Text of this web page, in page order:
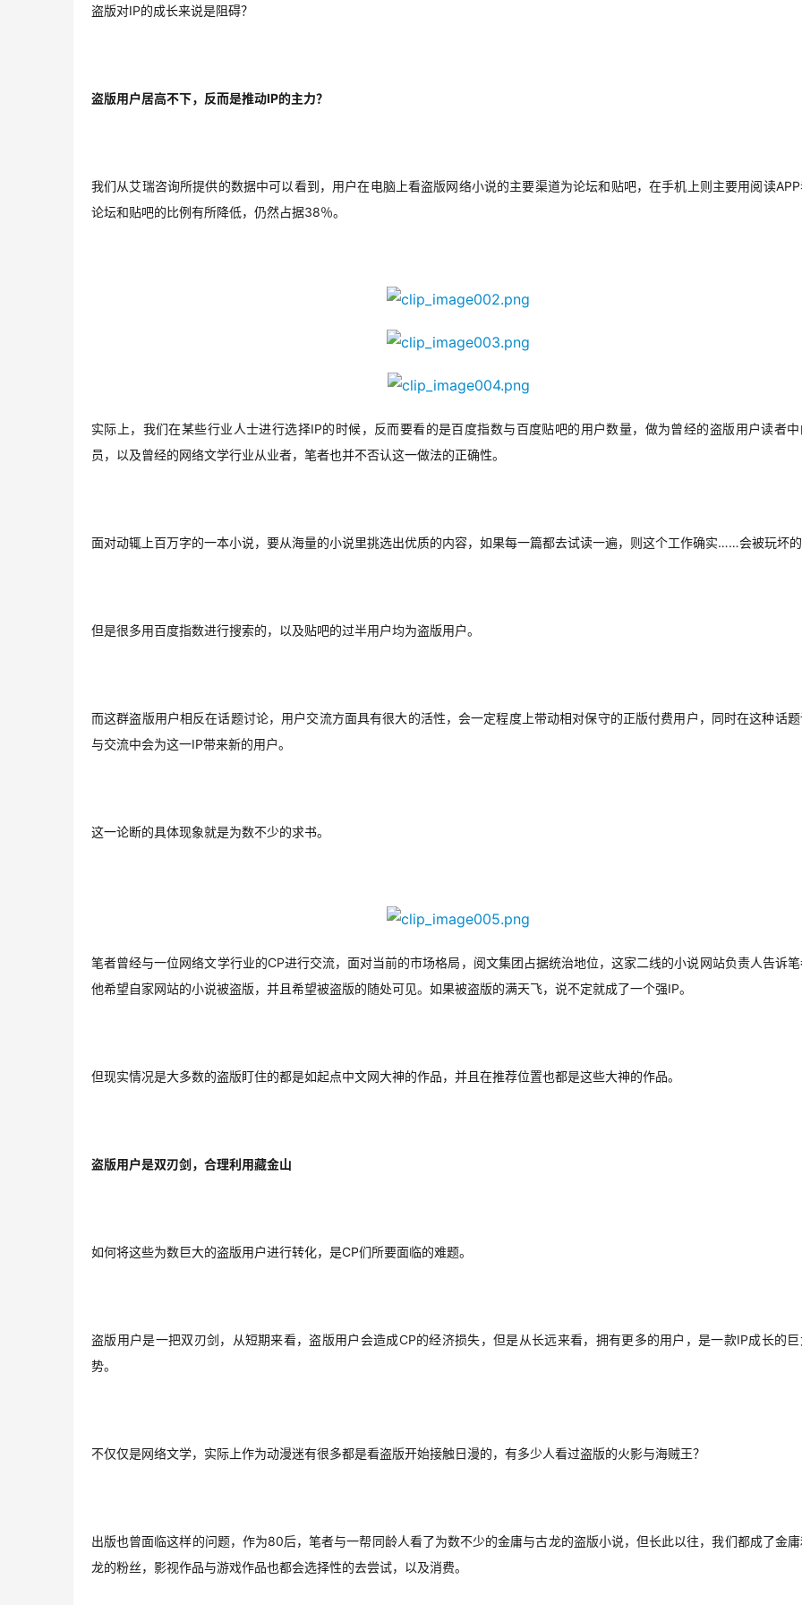
盗版对IP的成长来说是阻碍？
盗版用户居高不下，反而是推动IP的主力？
我们从艾瑞咨询所提供的数据中可以看到，用户在电脑上看盗版网络小说的主要渠道为论坛和贴吧，在手机上则主要用阅读
论坛和贴吧的比例有所降低，仍然占据38％。
实际上，我们在某些行业人士进行选择IP的时候，反而要看的是百度指数与百度贴吧的用户数量，做为曾经的盗版用户读者
员，以及曾经的网络文学行业从业者，笔者也并不否认这一做法的正确性。
面对动辄上百万字的一本小说，要从海量的小说里挑选出优质的内容，如果每一篇都去试读一遍，则这个工作确实……会被玩坏
但是很多用百度指数进行搜索的，以及贴吧的过半用户均为盗版用户。
而这群盗版用户相反在话题讨论，用户交流方面具有很大的活性，会一定程度上带动相对保守的正版付费用户，同时在这种话
与交流中会为这一IP带来新的用户。
这一论断的具体现象就是为数不少的求书。
笔者曾经与一位网络文学行业的CP进行交流，面对当前的市场格局，阅文集团占据统治地位，这家二线的小说网站负责人告诉
他希望自家网站的小说被盗版，并且希望被盗版的随处可见。如果被盗版的满天飞，说不定就成了一个强IP。
但现实情况是大多数的盗版盯住的都是如起点中文网大神的作品，并且在推荐位置也都是这些大神的作品。
盗版用户是双刃剑，合理利用藏金山
如何将这些为数巨大的盗版用户进行转化，是CP们所要面临的难题。
盗版用户是一把双刃剑，从短期来看，盗版用户会造成CP的经济损失，但是从长远来看，拥有更多的用户，是一款IP成长的
势。
不仅仅是网络文学，实际上作为动漫迷有很多都是看盗版开始接触日漫的，有多少人看过盗版的火影与海贼王？
出版也曾面临这样的问题，作为80后，笔者与一帮同龄人看了为数不少的金庸与古龙的盗版小说，但长此以往，我们都成了金
龙的粉丝，影视作品与游戏作品也都会选择性的去尝试，以及消费。